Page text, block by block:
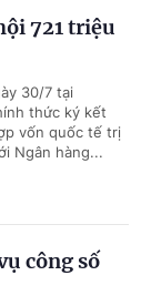
721 triệu
30/7 tại
thức ký kết
vốn quốc tế trị
Ngân hàng...
công số